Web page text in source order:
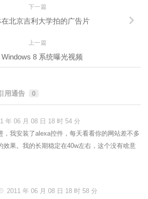
下一篇
北京吉利大学拍的广告片
上一篇
Windows 8 系统曝光视频
用通告 0
年 06 月 08 日 18 时 54 分
，我安装了alexa控件，每天看看你的网站差不多
效果。我的长期稳定在40w左右，这个没有啥意
2011 年 06 月 08 日 18 时 58 分